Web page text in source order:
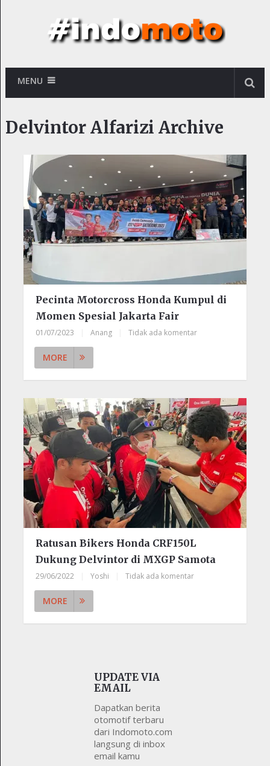
MENU
Delvintor Alfarizi Archive
Pecinta Motorcross Honda Kumpul di
Momen Spesial Jakarta Fair
01/07/2023 Anang Tidak ada komentar
MORE
Ratusan Bikers Honda CRF150L
Dukung Delvintor di MXGP Samota
29/06/2022 Yoshi Tidak ada komentar
MORE
UPDATE VIA
EMAIL
Dapatkan berita
otomotif terbaru
dari Indomoto.com
langsung di inbox
email kamu